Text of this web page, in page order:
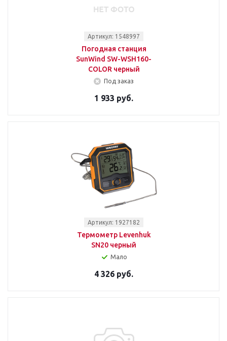
Артикул: 1548997
Погодная станция
SunWind SW-WSH160-
COLOR черный
Под заказ
1 933 руб.
Артикул: 1927182
Термометр Levenhuk
SN20 черный
Мало
4 326 руб.